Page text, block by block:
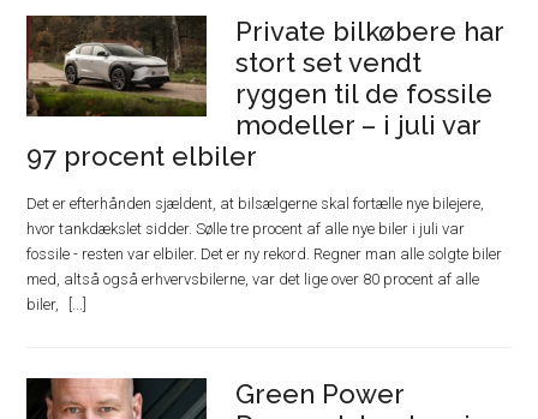
Private bilkøbere har
stort set vendt
ryggen til de fossile
modeller – i juli var
97 procent elbiler
Det er efterhånden sjældent, at bilsælgerne skal fortælle nye bilejere,
hvor tankdækslet sidder. Sølle tre procent af alle nye biler i juli var
fossile - resten var elbiler. Det er ny rekord. Regner man alle solgte biler
med, altså også erhvervsbilerne, var det lige over 80 procent af alle
biler,
Green Power